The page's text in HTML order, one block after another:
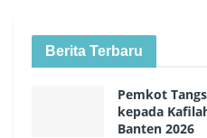
Berita Terbaru
Pemkot
kepada
Banten 2026